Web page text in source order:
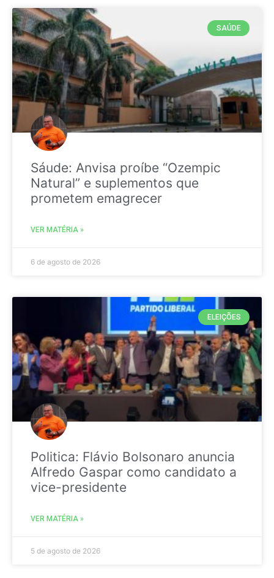
SAÚDE
Sáude: Anvisa proíbe “Ozempic
Natural” e suplementos que
prometem emagrecer
VER MATÉRIA »
6 de agosto de 2026
ELEIÇÕES
Politica: Flávio Bolsonaro anuncia
Alfredo Gaspar como candidato a
vice-presidente
VER MATÉRIA »
5 de agosto de 2026